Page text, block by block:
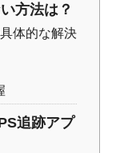
方法は？
体的な解決
追跡アプ